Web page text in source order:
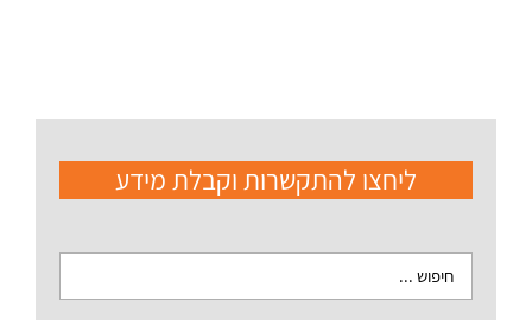
ליחצו להתקשרות וקבלת מידע